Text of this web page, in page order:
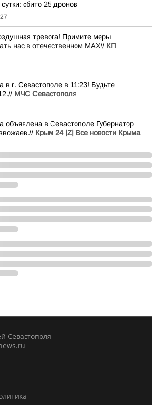
сутки: сбито 25 дронов
тревога! Примите меры
нас в отечественном MAX// КП
в г. Севастополе в 11:23! Будьте
МЧС Севастополя
объявлена в Севастополе Губернатор
Крым 24 |Z| Все новости Крыма
Севастополя